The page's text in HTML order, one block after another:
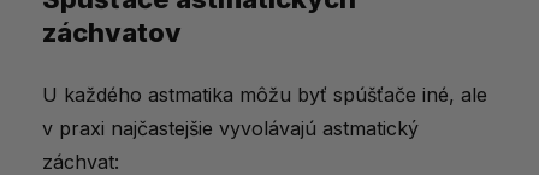
záchvatov
U každého astmatika môžu byť spúšťače iné, ale
v praxi najčastejšie vyvolávajú astmatický
záchvat: